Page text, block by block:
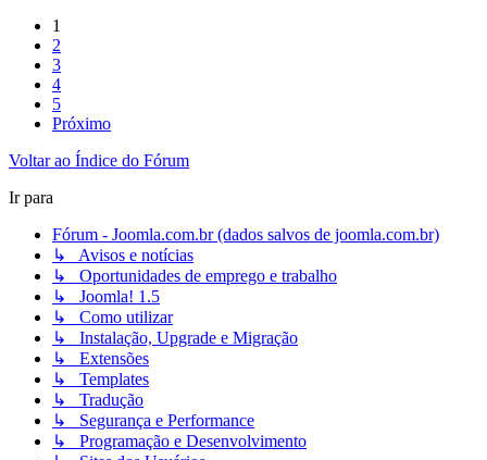
1
2
3
4
5
Próximo
Voltar ao Índice do Fórum
Ir para
Fórum - Joomla.com.br (dados salvos de joomla.com.br)
↳ Avisos e notícias
↳ Oportunidades de emprego e trabalho
↳ Joomla! 1.5
↳ Como utilizar
↳ Instalação, Upgrade e Migração
↳ Extensões
↳ Templates
↳ Tradução
↳ Segurança e Performance
↳ Programação e Desenvolvimento